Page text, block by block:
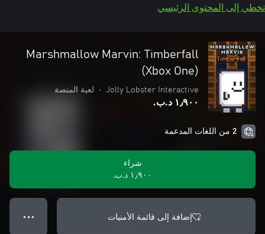
تخطي إلى المحتوى الرئيسي
Marshmallow Marvin: Timberfall
(Xbox One)
Jolly Lobster Interactive
• لعبة المنصة
١٫٩٠٠ د.ب.‏
2 من اللغات المدعمة
شراء
١٫٩٠٠ د.ب.‏
إضافة إلى قائمة الأمنيات ● ● ●